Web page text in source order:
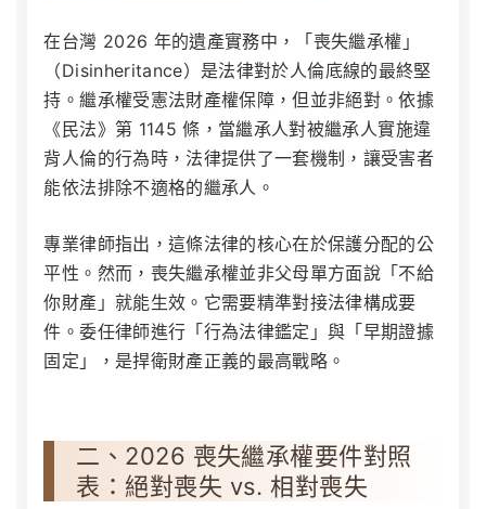
在台灣 2026 年的遺產實務中，「喪失繼承權」
（Disinheritance）是法律對於人倫底線的最終堅
持。繼承權受憲法財產權保障，但並非絕對。依據
《民法》第 1145 條 ，當繼承人對被繼承人實施違
背人倫的行為時，法律提供了一套機制，讓受害者
能依法排除不適格的繼承人。
專業律師指出，這條法律的核心在於保護分配的公
平性。然而，喪失繼承權並非父母單方面說「不給
你財產」就能生效。它需要精準對接法律構成要
件。委任律師進行「行為法律鑑定」與「早期證據
固定」，是捍衛財產正義的最高戰略。
二、2026 喪失繼承權要件對照
表：絕對喪失 vs. 相對喪失